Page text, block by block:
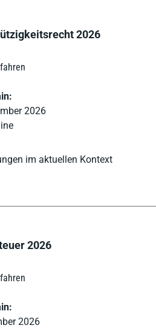
2026
im aktuellen Kontext
2026
2026
2026